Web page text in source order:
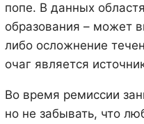
попе. В данных
образования – может
либо осложнение
очаг является
Во время ремиссии
но не забывать, что